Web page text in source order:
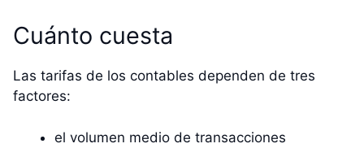
Cuánto cuesta
Las tarifas de los contables dependen de tres
factores:
el volumen medio de transacciones